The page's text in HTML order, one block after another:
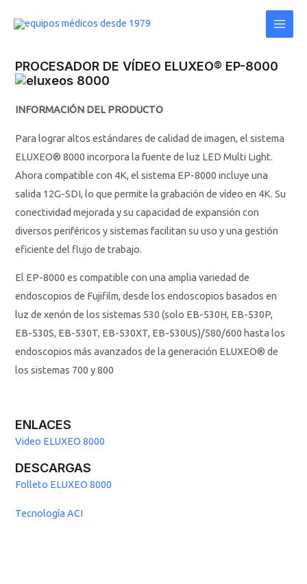
Main
PROCESADOR DE VÍDEO ELUXEO® EP-8000
INFORMACIÓN DEL PRODUCTO
Para lograr altos estándares de calidad de imagen, el sistema
ELUXEO® 8000 incorpora la fuente de luz LED Multi Light.
Ahora compatible con 4K, el sistema EP-8000 incluye una
salida 12G-SDI, lo que permite la grabación de vídeo en 4K. Su
conectividad mejorada y su capacidad de expansión con
diversos periféricos y sistemas facilitan su uso y una gestión
eficiente del flujo de trabajo.
El EP-8000 es compatible con una amplia variedad de
endoscopios de Fujifilm, desde los endoscopios basados ​​en
luz de xenón de los sistemas 530 (solo EB-530H, EB-530P,
EB-530S, EB-530T, EB-530XT, EB-530US)/580/600hasta los
endoscopios más avanzados de lageneración ELUXEO® de
los sistemas 700 y 800
ENLACES
Video ELUXEO 8000
DESCARGAS
Folleto ELUXEO 8000
Tecnología ACI